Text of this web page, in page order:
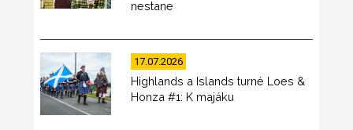
nestane
17.07.2026
Highlands a Islands turné Loes &
Honza #1: K majáku